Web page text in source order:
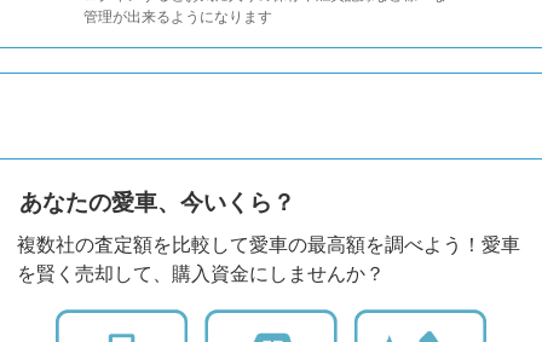
管理が出来るようになります
あなたの愛車、今いくら？
複数社の査定額を比較して愛車の最高額を調べよう！愛車
を賢く売却して、購入資金にしませんか？